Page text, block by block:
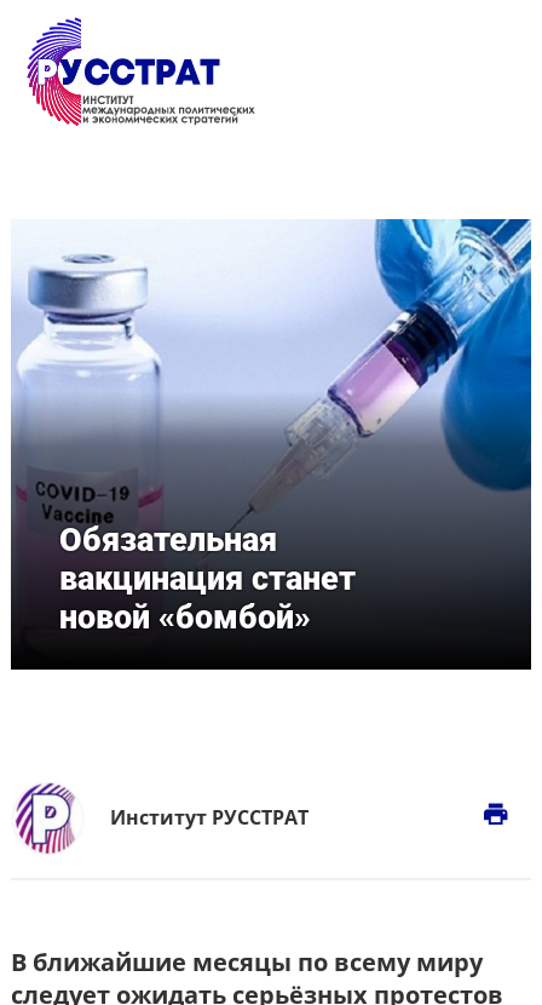
Перейти к основному содержанию
Обязательная
вакцинация станет
новой «бомбой»
Институт РУССТРАТ print
В ближайшие месяцы по всему миру
следует ожидать серьёзных протестов